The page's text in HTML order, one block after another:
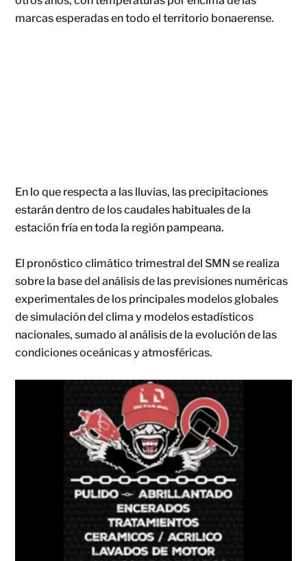
marcas esperadas en todo el territorio bonaerense.
En lo que respecta a las lluvias, las precipitaciones
estarán dentro de los caudales habituales de la
estación fría en toda la región pampeana.
El pronóstico climático trimestral del SMN se realiza
sobre la base del análisis de las previsiones numéricas
experimentales de los principales modelos globales
de simulación del clima y modelos estadísticos
nacionales, sumado al análisis de la evolución de las
condiciones oceánicas y atmosféricas.